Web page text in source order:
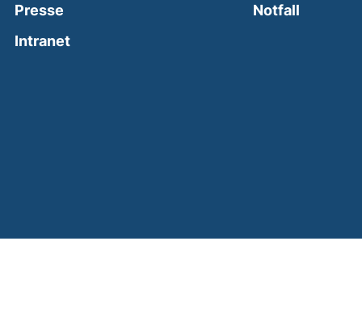
Presse
Intranet(external link, opens in a new window)
Notfall